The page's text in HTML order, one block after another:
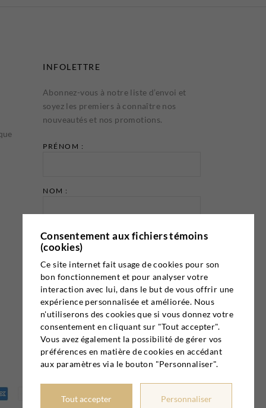
INFOLETTRE
Abonnez-vous à notre liste d’envoi et
soyez les premiers à connaître nos
nouveautés et nos promotions.
PRÉNOM :
NOM :
ADRESSE COURRIEL :
Email marketing Cyberimpact
Consentement aux fichiers témoins
(cookies)
Ce site internet fait usage de cookies pour son
bon fonctionnement et pour analyser votre
interaction avec lui, dans le but de vous offrir une
expérience personnalisée et améliorée. Nous
n'utiliserons des cookies que si vous donnez votre
consentement en cliquant sur "Tout accepter".
Vous avez également la possibilité de gérer vos
préférences en matière de cookies en accédant
aux paramètres via le bouton "Personnaliser".
Tout accepter Personnaliser